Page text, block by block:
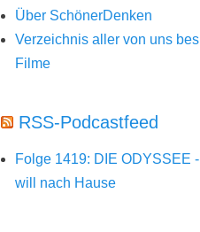
Über SchönerDenken
Verzeichnis aller von uns
Filme
RSS-Podcastfeed
Folge 1419: DIE ODYSSEE
will nach Hause